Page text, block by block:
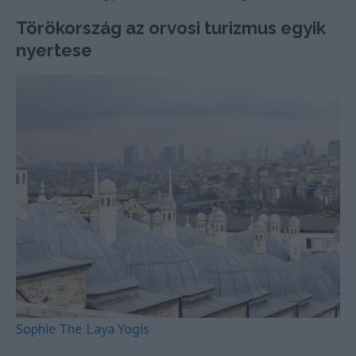
Törökország az orvosi turizmus egyik
nyertese
Sophie The Laya Yogis